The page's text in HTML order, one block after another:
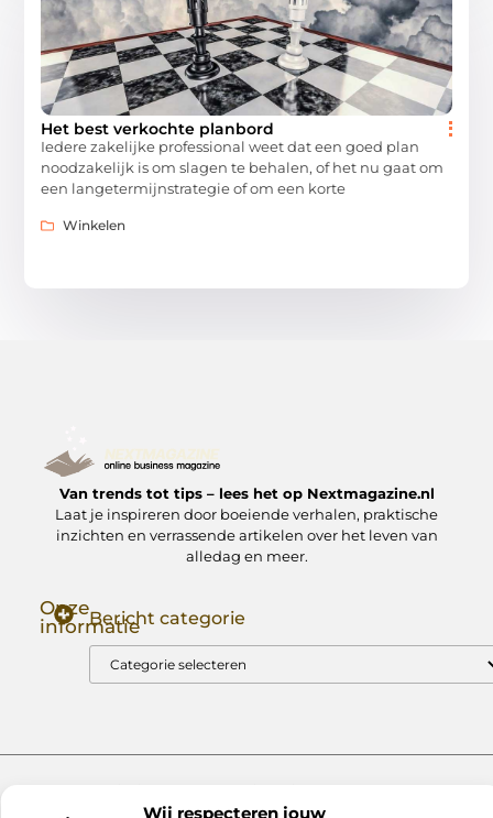
Wij respecteren jouw
Het best verkochte planbord
Iedere zakelijke professional weet dat een goed plan
noodzakelijk is om slagen te behalen, of het nu gaat om
een langetermijnstrategie of om een korte
Winkelen
Van trends tot tips – lees het op Nextmagazine.nl
Laat je inspireren door boeiende verhalen, praktische
inzichten en verrassende artikelen over het leven van
alledag en meer.
Onze
informatieBericht categorie